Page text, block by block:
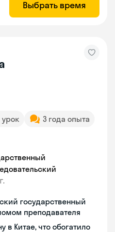
Выбрать время
урок
3 года опыта
государственный
преподавателя
в Китае, что обогатило